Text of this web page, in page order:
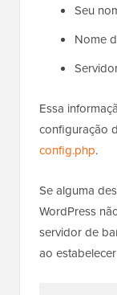
Seu
Nome
Essa
configuração
config.php.
Se alguma
WordPress
servidor de
ao